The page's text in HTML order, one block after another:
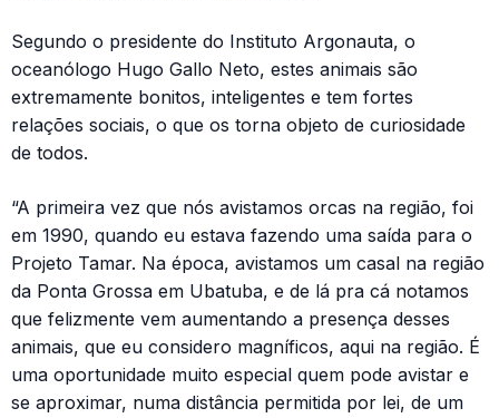
Segundo o presidente do Instituto Argonauta, o
oceanólogo Hugo Gallo Neto, estes animais são
extremamente bonitos, inteligentes e tem fortes
relações sociais, o que os torna objeto de curiosidade
de todos.
“A primeira vez que nós avistamos orcas na região, foi
em 1990, quando eu estava fazendo uma saída para o
Projeto Tamar. Na época, avistamos um casal na região
da Ponta Grossa em Ubatuba, e de lá pra cá notamos
que felizmente vem aumentando a presença desses
animais, que eu considero magníficos, aqui na região. É
uma oportunidade muito especial quem pode avistar e
se aproximar, numa distância permitida por lei, de um